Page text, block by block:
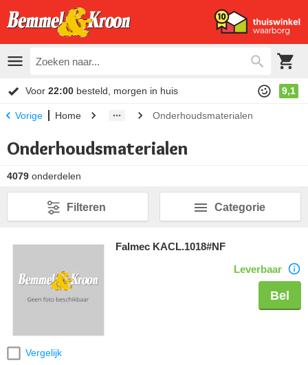
Voor 22:00 besteld, morgen in huis 9,1
Vorige Home Onderhoudsmaterialen
Onderhoudsmaterialen
4079 onderdelen
Categorie
Filteren
Vergelijk
Falmec KACL.1018#NF
Leverbaar
Bel